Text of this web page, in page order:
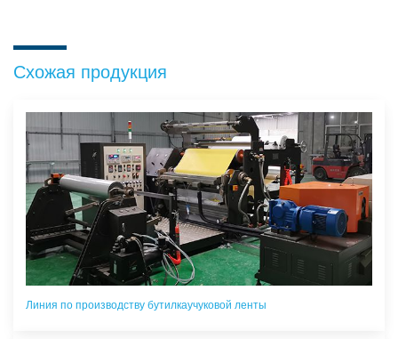
Схожая продукция
Линия по производству бутилкаучуковой ленты